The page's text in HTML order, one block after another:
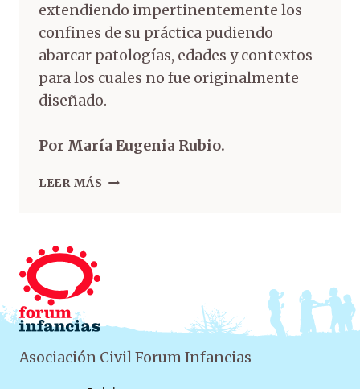
extendiendo impertinentemente los
confines de su práctica pudiendo
abarcar patologías, edades y contextos
para los cuales no fue originalmente
diseñado.
Por María Eugenia Rubio.
LEER MÁS
Asociación Civil Forum Infancias